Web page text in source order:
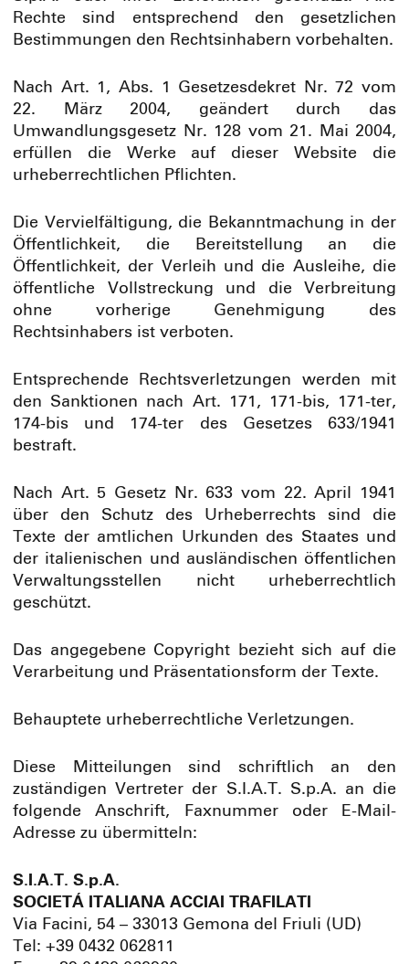
Rechte sind entsprechend den gesetzlichen
Bestimmungen den Rechtsinhabern vorbehalten.
Nach Art. 1, Abs. 1 Gesetzesdekret Nr. 72 vom
22. März 2004, geändert durch das
Umwandlungsgesetz Nr. 128 vom 21. Mai 2004,
erfüllen die Werke auf dieser Website die
urheberrechtlichen Pflichten.
Die Vervielfältigung, die Bekanntmachung in der
Öffentlichkeit, die Bereitstellung an die
Öffentlichkeit, der Verleih und die Ausleihe, die
öffentliche Vollstreckung und die Verbreitung
ohne vorherige Genehmigung des
Rechtsinhabers ist verboten.
Entsprechende Rechtsverletzungen werden mit
den Sanktionen nach Art. 171, 171-bis, 171-ter,
174-bis und 174-ter des Gesetzes 633/1941
bestraft.
Nach Art. 5 Gesetz Nr. 633 vom 22. April 1941
über den Schutz des Urheberrechts sind die
Texte der amtlichen Urkunden des Staates und
der italienischen und ausländischen öffentlichen
Verwaltungsstellen nicht urheberrechtlich
geschützt.
Das angegebene Copyright bezieht sich auf die
Verarbeitung und Präsentationsform der Texte.
Behauptete urheberrechtliche Verletzungen.
Diese Mitteilungen sind schriftlich an den
zuständigen Vertreter der S.I.A.T. S.p.A. an die
folgende Anschrift, Faxnummer oder E-Mail-
Adresse zu übermitteln:
S.I.A.T. S.p.A.
SOCIETÁ ITALIANA ACCIAI TRAFILATI
Via Facini, 54 – 33013 Gemona del Friuli (UD)
Tel: +39 0432 062811